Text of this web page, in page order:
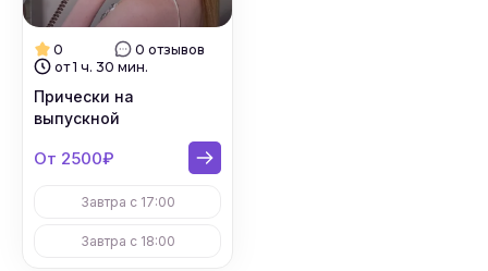
0
0 отзывов
от 1 ч. 30 мин.
Прически на
выпускной
От 2500₽
Завтра с 17:00
Завтра с 18:00